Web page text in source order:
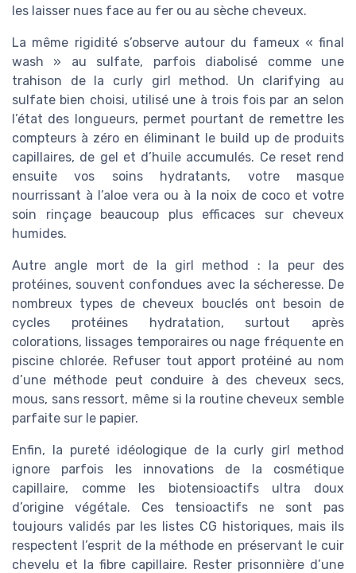
les laisser nues face au fer ou au sèche cheveux.
La même rigidité s’observe autour du fameux « final
wash » au sulfate, parfois diabolisé comme une
trahison de la curly girl method. Un clarifying au
sulfate bien choisi, utilisé une à trois fois par an selon
l’état des longueurs, permet pourtant de remettre les
compteurs à zéro en éliminant le build up de produits
capillaires, de gel et d’huile accumulés. Ce reset rend
ensuite vos soins hydratants, votre masque
nourrissant à l’aloe vera ou à la noix de coco et votre
soin rinçage beaucoup plus efficaces sur cheveux
humides.
Autre angle mort de la girl method : la peur des
protéines, souvent confondues avec la sécheresse. De
nombreux types de cheveux bouclés ont besoin de
cycles protéines hydratation, surtout après
colorations, lissages temporaires ou nage fréquente en
piscine chlorée. Refuser tout apport protéiné au nom
d’une méthode peut conduire à des cheveux secs,
mous, sans ressort, même si la routine cheveux semble
parfaite sur le papier.
Enfin, la pureté idéologique de la curly girl method
ignore parfois les innovations de la cosmétique
capillaire, comme les biotensioactifs ultra doux
d’origine végétale. Ces tensioactifs ne sont pas
toujours validés par les listes CG historiques, mais ils
respectent l’esprit de la méthode en préservant le cuir
chevelu et la fibre capillaire. Rester prisonnière d’une